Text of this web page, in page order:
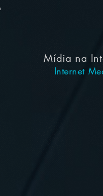
Mídia na
Internet